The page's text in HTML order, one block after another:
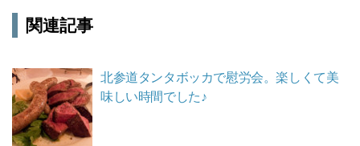
関連記事
北参道タンタボッカで慰労会。楽しくて美
味しい時間でした♪